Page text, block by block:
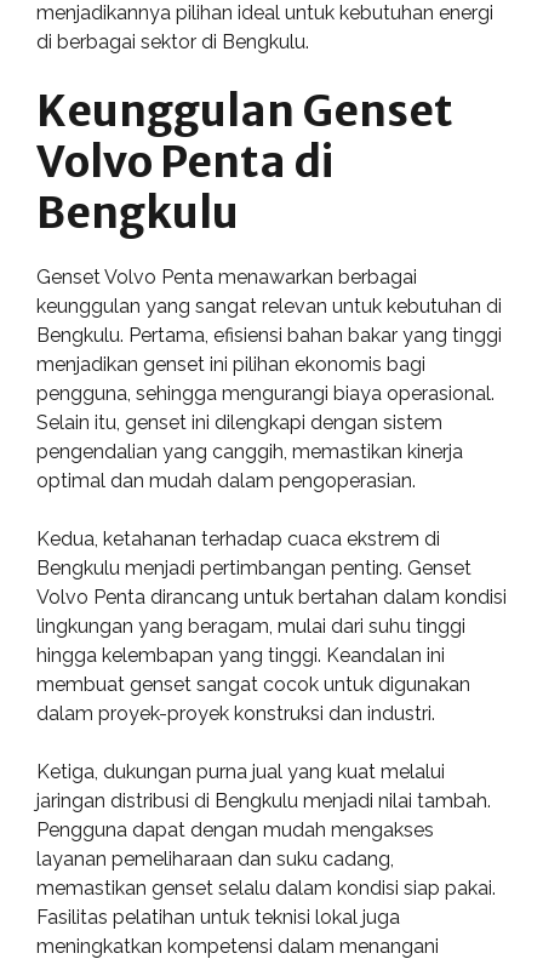
menjadikannya pilihan ideal untuk kebutuhan energi
di berbagai sektor di Bengkulu.
Keunggulan Genset
Volvo Penta di
Bengkulu
Genset Volvo Penta menawarkan berbagai
keunggulan yang sangat relevan untuk kebutuhan di
Bengkulu. Pertama, efisiensi bahan bakar yang tinggi
menjadikan genset ini pilihan ekonomis bagi
pengguna, sehingga mengurangi biaya operasional.
Selain itu, genset ini dilengkapi dengan sistem
pengendalian yang canggih, memastikan kinerja
optimal dan mudah dalam pengoperasian.
Kedua, ketahanan terhadap cuaca ekstrem di
Bengkulu menjadi pertimbangan penting. Genset
Volvo Penta dirancang untuk bertahan dalam kondisi
lingkungan yang beragam, mulai dari suhu tinggi
hingga kelembapan yang tinggi. Keandalan ini
membuat genset sangat cocok untuk digunakan
dalam proyek-proyek konstruksi dan industri.
Ketiga, dukungan purna jual yang kuat melalui
jaringan distribusi di Bengkulu menjadi nilai tambah.
Pengguna dapat dengan mudah mengakses
layanan pemeliharaan dan suku cadang,
memastikan genset selalu dalam kondisi siap pakai.
Fasilitas pelatihan untuk teknisi lokal juga
meningkatkan kompetensi dalam menangani